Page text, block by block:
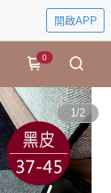
開啟APP
0
1/2